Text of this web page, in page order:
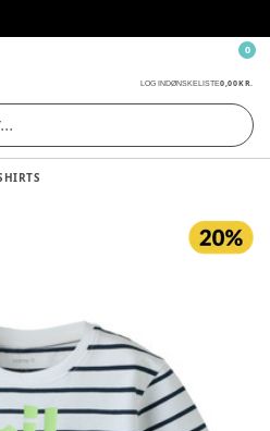
LOG INDØNSKELISTE0,00 KR.
0